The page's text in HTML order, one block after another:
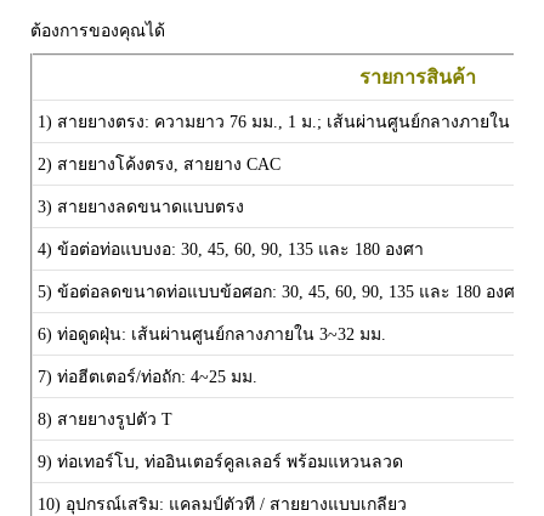
ต้องการของคุณได้
รายการสินค้า
1) สายยางตรง: ความยาว 76 มม., 1 ม.; เส้นผ่านศูนย์กลางภายใน 1/4
2) สายยางโค้งตรง, สายยาง CAC
3) สายยางลดขนาดแบบตรง
4) ข้อต่อท่อแบบงอ: 30, 45, 60, 90, 135 และ 180 องศา
5) ข้อต่อลดขนาดท่อแบบข้อศอก: 30, 45, 60, 90, 135 และ 180 องศา
6) ท่อดูดฝุ่น: เส้นผ่านศูนย์กลางภายใน 3~32 มม.
7) ท่อฮีตเตอร์/ท่อถัก: 4~25 มม.
8) สายยางรูปตัว T
9) ท่อเทอร์โบ, ท่ออินเตอร์คูลเลอร์ พร้อมแหวนลวด
10) อุปกรณ์เสริม: แคลมป์ตัวที / สายยางแบบเกลียว